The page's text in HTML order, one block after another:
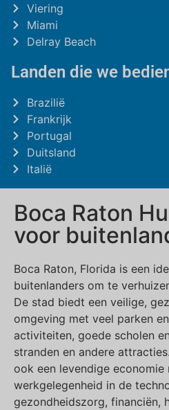
Viering
Miami
Delray Beach
Landen die we
Brazilië
Frankrijk
Portugal
Duitsland
Italië
Boca Raton
voor
Boca Raton, Florida is een
buitenlanders om te
De stad biedt een veilige,
omgeving met veel parken
activiteiten, goede scholen
stranden en andere
ook een levendige economie
werkgelegenheid in de
gezondheidszorg, financiën,